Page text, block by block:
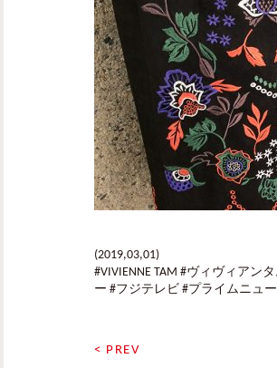
(2019,03,01)
#VIVIENNE TAM #ヴィヴィアン
ー #フジテレビ #プライムニュ
< PREV